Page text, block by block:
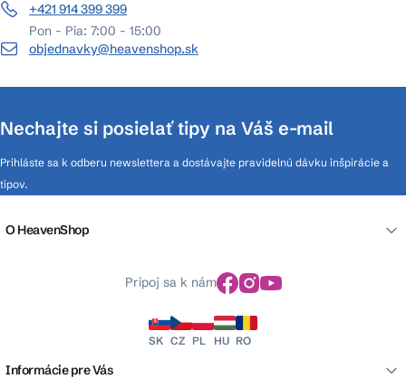
+421 914 399 399
Pon - Pia: 7:00 - 15:00
objednavky@heavenshop.sk
Nechajte si posielať tipy na Váš e-mail
Prihláste sa k odberu newslettera a dostávajte pravidelnú dávku inšpirácie a
tipov.
O HeavenShop
Pripoj sa k nám
SK CZ PL HU RO
Informácie pre Vás